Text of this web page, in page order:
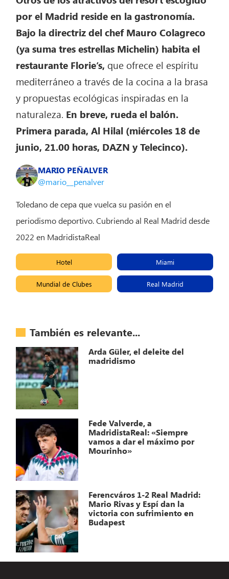
por el Madrid reside en la gastronomía.
Bajo la directriz del chef Mauro Colagreco
(ya suma tres estrellas Michelin) habita el
restaurante Florie’s, que ofrece el espíritu
mediterráneo a través de la cocina a la brasa
y propuestas ecológicas inspiradas en la
naturaleza. En breve, rueda el balón.
Primera parada, Al Hilal (miércoles 18 de
junio, 21.00 horas, DAZN y Telecinco).
MARIO PEÑALVER
@mario__penalver
Toledano de cepa que vuelca su pasión en el
periodismo deportivo. Cubriendo al Real Madrid desde
2022 en MadridistaReal
Hotel Miami
Mundial de Clubes Real Madrid
También es relevante...
Arda Güler, el deleite del
madridismo
Fede Valverde, a
MadridistaReal: «Siempre
vamos a dar el máximo por
Mourinho»
Ferencváros 1-2 Real Madrid:
Mario Rivas y Espí dan la
victoria con sufrimiento en
Budapest